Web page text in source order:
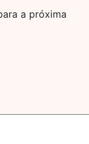
a próxima